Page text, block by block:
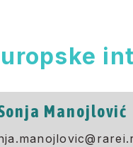
Manojlović